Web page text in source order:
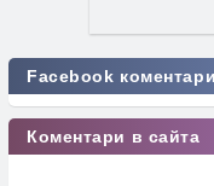
Facebook коментари
Коментари в сайта